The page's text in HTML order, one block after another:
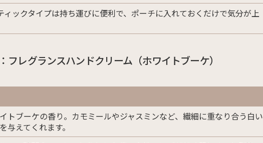
ィックタイプは持ち運びに便利で、ポーチに入れておくだけで気分が上
フレグランスハンドクリーム（ホワイトブーケ）
トブーケの香り。カモミールやジャスミンなど、繊細に重なり合う白い
与えてくれます。